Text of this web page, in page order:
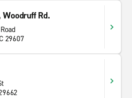
Rd.
29607